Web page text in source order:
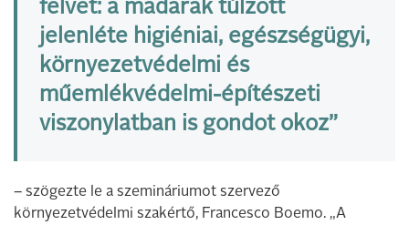
felvet: a madarak túlzott
jelenléte higiéniai, egészségügyi,
környezetvédelmi és
műemlékvédelmi-építészeti
viszonylatban is gondot okoz”
– szögezte le a szemináriumot szervező
környezetvédelmi szakértő, Francesco Boemo. „A